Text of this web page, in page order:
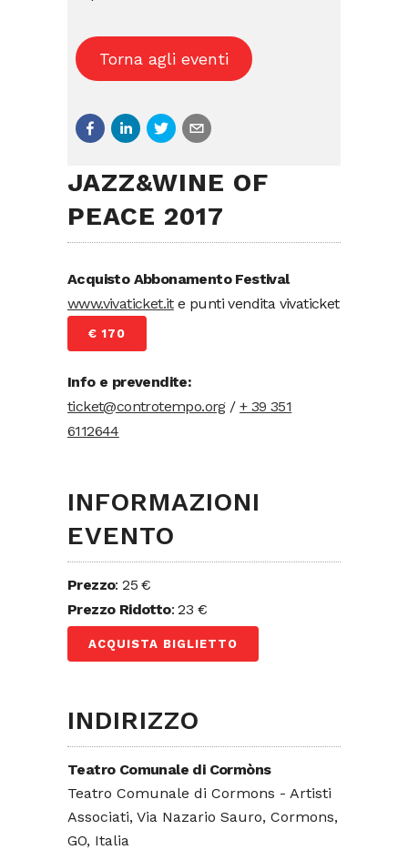
Torna agli eventi
JAZZ&WINE OF
PEACE 2017
Acquisto Abbonamento Festival
www.vivaticket.ite punti vendita vivaticket
€ 170
Info e prevendite:
ticket@controtempo.org/+ 39 351
6112644
INFORMAZIONI
EVENTO
Prezzo: 25 €
Prezzo Ridotto: 23 €
ACQUISTA BIGLIETTO
INDIRIZZO
Teatro Comunale di Cormòns
Teatro Comunale di Cormons - Artisti
Associati, Via Nazario Sauro, Cormons,
GO, Italia